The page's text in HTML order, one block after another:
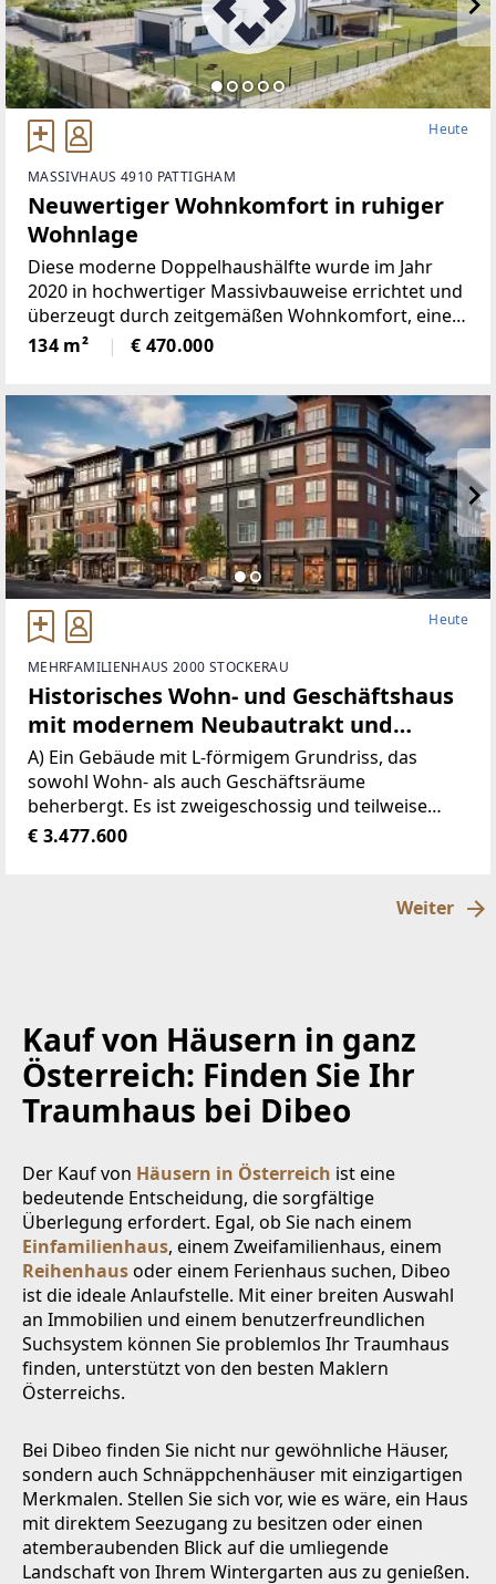
Heute
MASSIVHAUS 4910 PATTIGHAM
Neuwertiger Wohnkomfort in ruhiger
Wohnlage
Diese moderne Doppelhaushälfte wurde im Jahr
2020 in hochwertiger Massivbauweise errichtet und
überzeugt durch zeitgemäßen Wohnkomfort, eine
ruhige Wohnlage sowie ein durchdachtes
Raumkonzept.Die Wohnfläche erstreckt sich über
134 m² € 470.000
Heute
MEHRFAMILIENHAUS 2000 STOCKERAU
Historisches Wohn- und Geschäftshaus
mit modernem Neubautrakt und
Dachterrasse
A) Ein Gebäude mit L-förmigem Grundriss, das
sowohl Wohn- als auch Geschäftsräume
beherbergt. Es ist zweigeschossig und teilweise
unterkellert, mit einer Gesamtwohnfläche /
€ 3.477.600
Weiter
Kauf von Häusern in ganz
Österreich: Finden Sie Ihr
Traumhaus bei Dibeo
Der Kauf von Häusern in Österreich ist eine
bedeutende Entscheidung, die sorgfältige
Überlegung erfordert. Egal, ob Sie nach einem
Einfamilienhaus, einem Zweifamilienhaus, einem
Reihenhausoder einem Ferienhaus suchen, Dibeo
ist die ideale Anlaufstelle. Mit einer breiten Auswahl
an Immobilien und einem benutzerfreundlichen
Suchsystem können Sie problemlos Ihr Traumhaus
finden, unterstützt von den besten Maklern
Österreichs.
Bei Dibeo finden Sie nicht nur gewöhnliche Häuser,
sondern auch Schnäppchenhäuser mit einzigartigen
Merkmalen. Stellen Sie sich vor, wie es wäre, ein Haus
mit direktem Seezugang zu besitzen oder einen
atemberaubenden Blick auf die umliegende
Landschaft von Ihrem Wintergarten aus zu genießen.